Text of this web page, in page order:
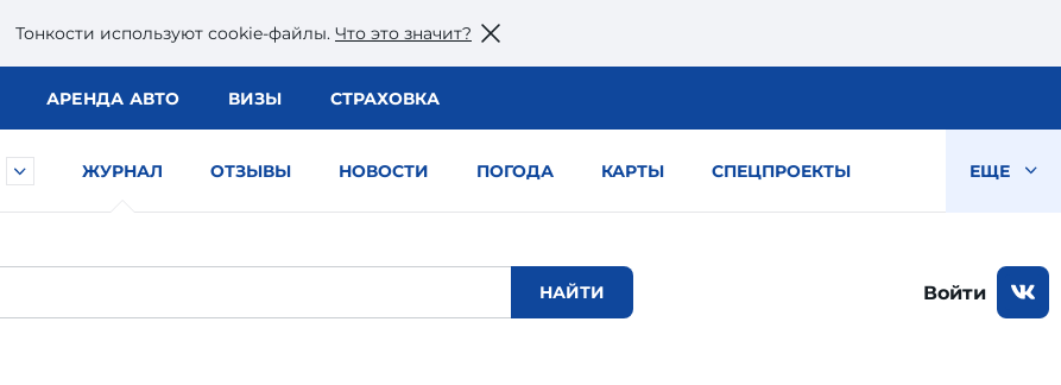
Тонкости используют сookie-файлы. Что это значит?
АРЕНДА АВТО ВИЗЫ СТРАХОВКА
ЖУРНАЛ ОТЗЫВЫ НОВОСТИ ПОГОДА КАРТЫ СПЕЦПРОЕКТЫ ЕЩЕ
Войти